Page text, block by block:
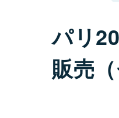
パリ
販売